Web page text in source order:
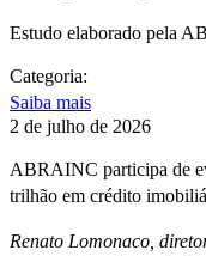
Estudo elaborado pela
Categoria:
Saiba mais
2 de julho de 2026
ABRAINC participa de
trilhão em crédito
Renato Lomonaco,